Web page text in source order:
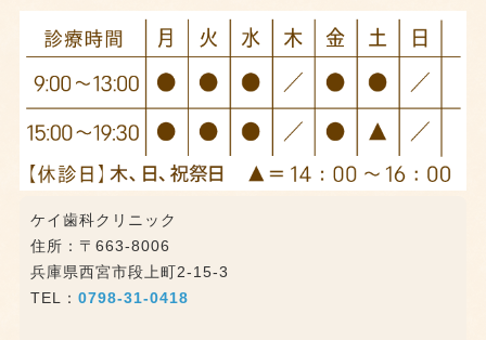
ケイ歯科クリニック
住所：〒663-8006
兵庫県西宮市段上町2-15-3
TEL： 0798-31-0418